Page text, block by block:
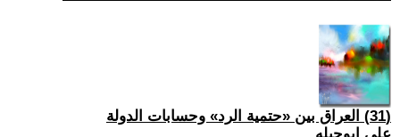
(31) العراق بين «حتمية الرد» وحسابات الدولة